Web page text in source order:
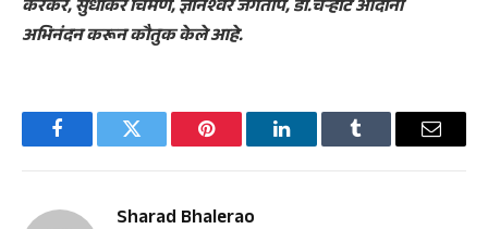
करकरे, सुधाकर चिमणे, ज्ञानेश्वर जगताप, डॉ.चऱ्हाटे आदींनी
अभिनंदन करून कौतुक केले आहे.
FacebookTwitter Pinterest LinkedInTumblr Email
Sharad Bhalerao